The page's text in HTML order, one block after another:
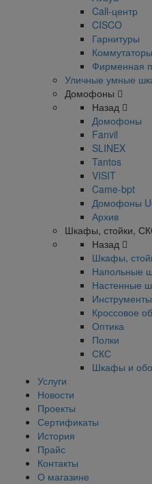
Call-центр
CISCO
Гарнитуры
Коммутаторы
Фирменная
Уличные умные
Домофоны
Назад
Домофоны
Fanvil
SLINEX
Tantos
VISIT
Came-bpt
Домофоны
Архив
Шкафы, стойки,
Назад
Шкафы,
Напольные
Настенные
Инструменты
Кроссовое
Оптика
Полки
СКС
Шкафы и
Услуги
Новости
Проекты
Сертификаты
История
Прайс
Контакты
О магазине